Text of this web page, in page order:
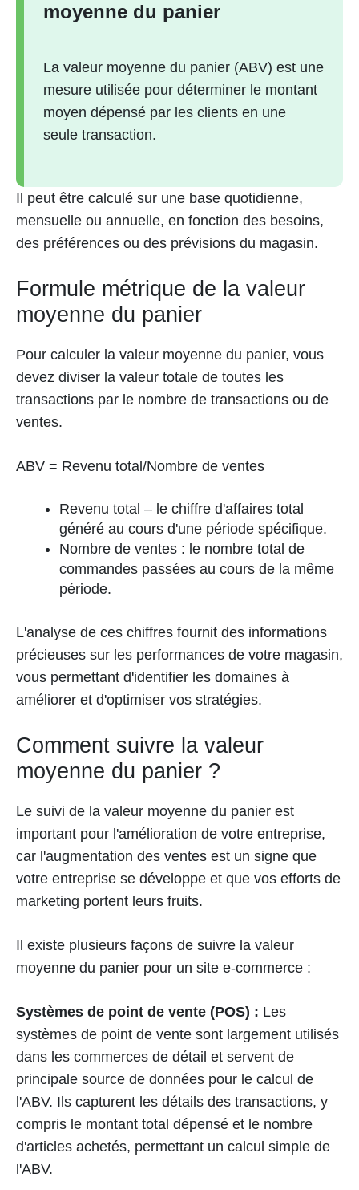
moyenne du panier
La valeur moyenne du panier (ABV) est une
mesure utilisée pour déterminer le montant
moyen dépensé par les clients en une
seule transaction.
Il peut être calculé sur une base quotidienne,
mensuelle ou annuelle, en fonction des besoins,
des préférences ou des prévisions du magasin.
Formule métrique de la valeur
moyenne du panier
Pour calculer la valeur moyenne du panier, vous
devez diviser la valeur totale de toutes les
transactions par le nombre de transactions ou de
ventes.
ABV = Revenu total/Nombre de ventes
Revenu total – le chiffre d'affaires total
généré au cours d'une période spécifique.
Nombre de ventes : le nombre total de
commandes passées au cours de la même
période.
L'analyse de ces chiffres fournit des informations
précieuses sur les performances de votre magasin,
vous permettant d'identifier les domaines à
améliorer et d'optimiser vos stratégies.
Comment suivre la valeur
moyenne du panier ?
Le suivi de la valeur moyenne du panier est
important pour l'amélioration de votre entreprise,
car l'augmentation des ventes est un signe que
votre entreprise se développe et que vos efforts de
marketing portent leurs fruits.
Il existe plusieurs façons de suivre la valeur
moyenne du panier pour un site e-commerce :
Systèmes de point de vente (POS) : Les
systèmes de point de vente sont largement utilisés
dans les commerces de détail et servent de
principale source de données pour le calcul de
l'ABV. Ils capturent les détails des transactions, y
compris le montant total dépensé et le nombre
d'articles achetés, permettant un calcul simple de
l'ABV.